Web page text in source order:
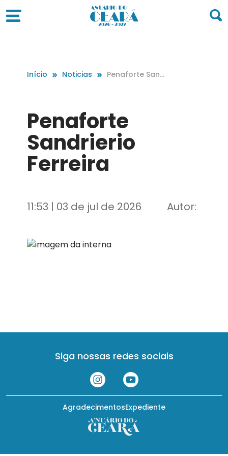
Início Noticias
Penaforte Sand
Penaforte
Sandrierio
Ferreira
11:53 | 03 de jul de 2026 Autor:
Siga nossas redes sociais
Expediente
Agradecimentos